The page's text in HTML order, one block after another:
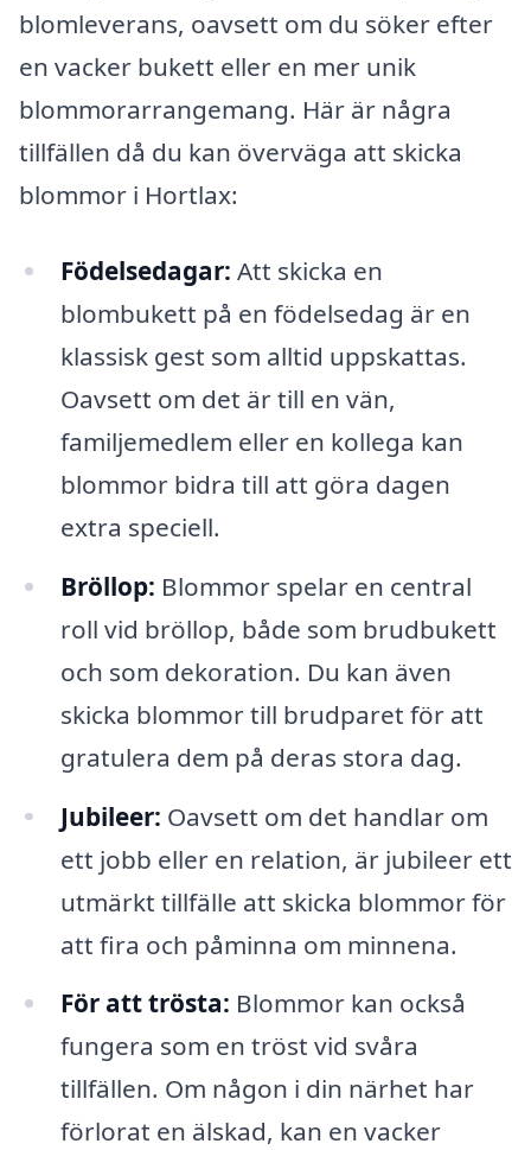
blomleverans, oavsett om du söker efter
en vacker bukett eller en mer unik
blommorarrangemang. Här är några
tillfällen då du kan överväga att skicka
blommor i Hortlax:
Födelsedagar: Att skicka en
blombukett på en födelsedag är en
klassisk gest som alltid uppskattas.
Oavsett om det är till en vän,
familjemedlem eller en kollega kan
blommor bidra till att göra dagen
extra speciell.
Bröllop: Blommor spelar en central
roll vid bröllop, både som brudbukett
och som dekoration. Du kan även
skicka blommor till brudparet för att
gratulera dem på deras stora dag.
Jubileer: Oavsett om det handlar om
ett jobb eller en relation, är jubileer ett
utmärkt tillfälle att skicka blommor för
att fira och påminna om minnena.
För att trösta: Blommor kan också
fungera som en tröst vid svåra
tillfällen. Om någon i din närhet har
förlorat en älskad, kan en vacker